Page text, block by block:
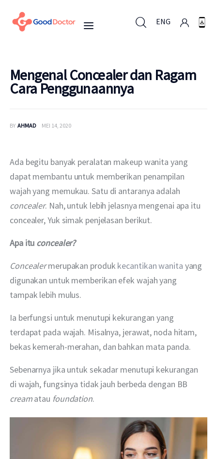
ENG
ENG
Mengapa Good Doctor
Berita
Layanan
Mengenal Concealer dan Ragam
Cara Penggunaannya
BY AHMAD MEI 14, 2020
Ada begitu banyak peralatan makeup wanita yang
dapat membantu untuk memberikan penampilan
wajah yang memukau. Satu di antaranya adalah
concealer. Nah, untuk lebih jelasnya mengenai apa itu
concealer, Yuk simak penjelasan berikut.
Apa itu concealer?
Concealer merupakan produk kecantikan wanita yang
digunakan untuk memberikan efek wajah yang
tampak lebih mulus.
Ia berfungsi untuk menutupi kekurangan yang
terdapat pada wajah. Misalnya, jerawat, noda hitam,
bekas kemerah-merahan, dan bahkan mata panda.
Sebenarnya jika untuk sekadar menutupi kekurangan
di wajah, fungsinya tidak jauh berbeda dengan BB
cream atau foundation.